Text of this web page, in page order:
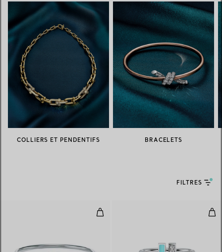
COLLIERS ET PENDENTIFS BRACELETS
FILTRES
Bracelet Wire turquoise et